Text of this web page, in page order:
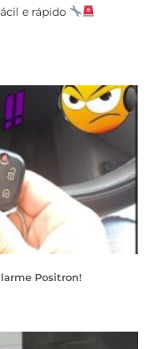
e rápido
Positron!